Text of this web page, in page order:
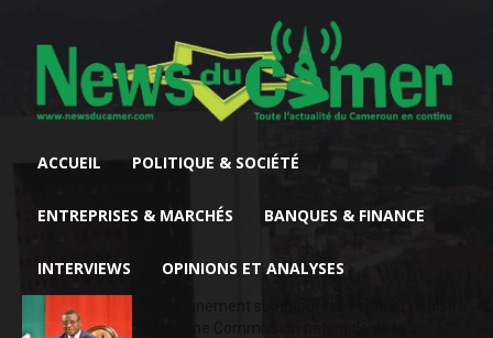
ACCUEIL POLITIQUE & SOCIÉTÉ
ENTREPRISES & MARCHÉS BANQUES & FINANCE
INTERVIEWS OPINIONS ET ANALYSES